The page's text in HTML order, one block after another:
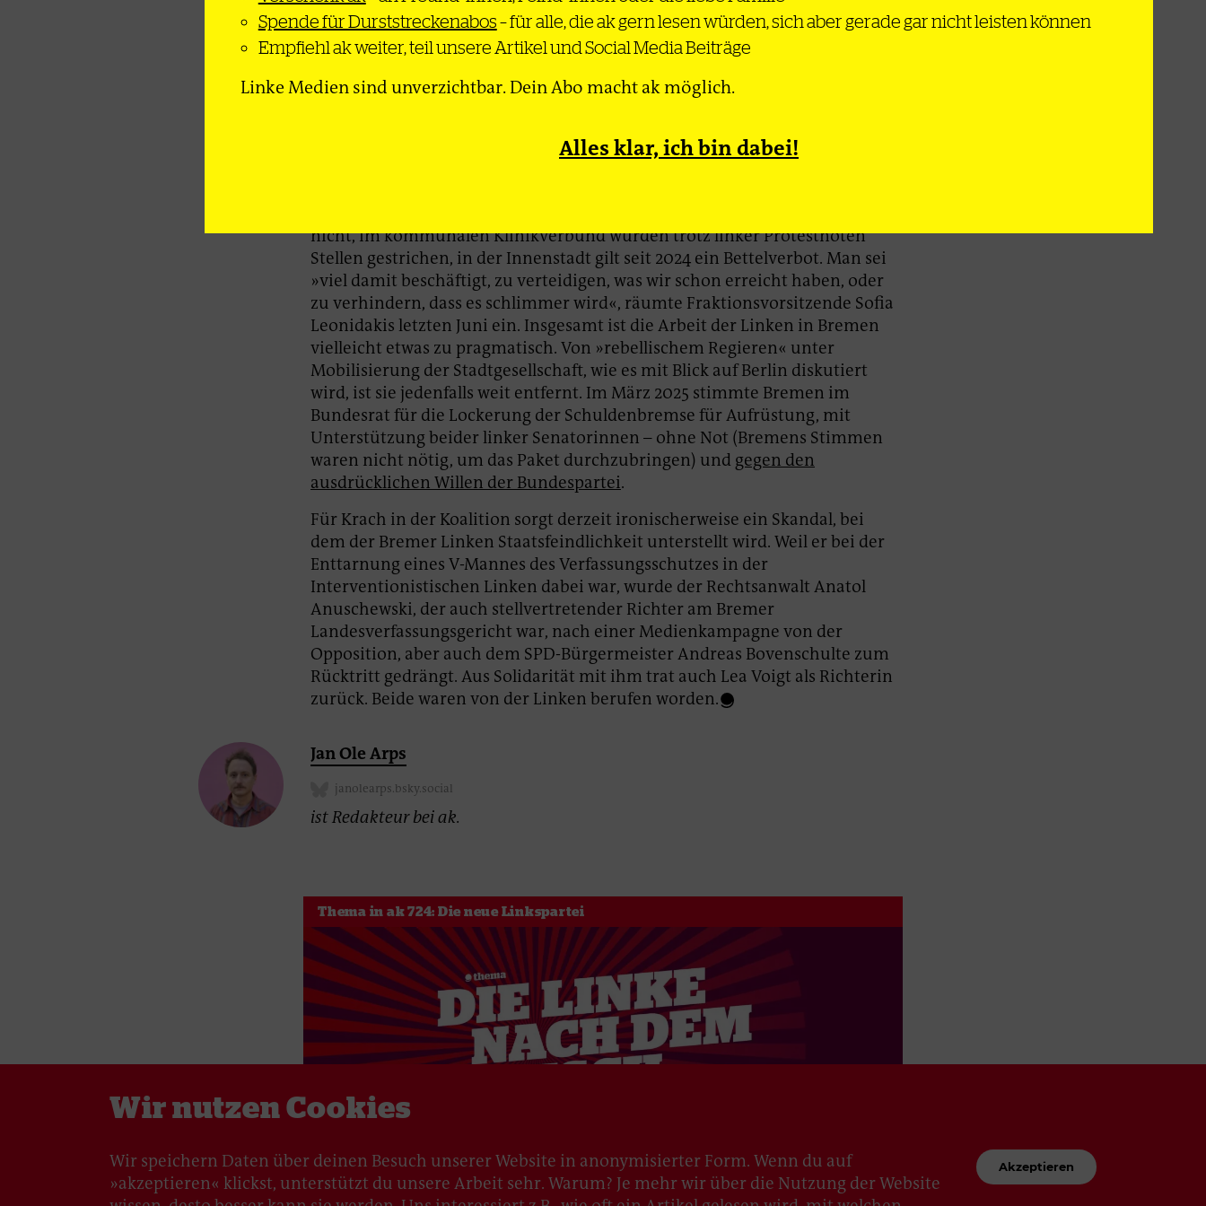
zweitstärkste Kraft wurde. Das wiederum hatte auch damit zu tun, dass die
AfD 2023 wegen interner Querelen nicht zur Bürgerschaftswahl antreten
konnte. Bei der Bundestagswahl 2025 erhielt sie mit 15,1 Prozent etwas mehr
als Die Linke mit 14,8 Prozent, auch hier überdurchschnittlich in
Dennoch: In einer Stadt mit langer sozialdemokratischer Tradition ist
nicht, im kommunalen Klinikverbund wurden trotz linker Protestnoten
Stellen gestrichen, in der Innenstadt gilt seit 2024 ein Bettelverbot. Man sei
»viel damit beschäftigt, zu verteidigen, was wir schon erreicht haben, oder
zu verhindern, dass es schlimmer wird«, räumte Fraktionsvorsitzende Sofia
Leonidakis letzten Juni ein. Insgesamt ist die Arbeit der Linken in Bremen
vielleicht etwas zu pragmatisch. Von »rebellischem Regieren« unter
Mobilisierung der Stadtgesellschaft, wie es mit Blick auf Berlin diskutiert
wird, ist sie jedenfalls weit entfernt. Im März 2025 stimmte Bremen im
Bundesrat für die Lockerung der Schuldenbremse für Aufrüstung, mit
Unterstützung beider linker Senatorinnen – ohne Not (Bremens Stimmen
waren nicht nötig, um das Paket durchzubringen) und gegen den
ausdrücklichen Willen der Bundespartei.
Für Krach in der Koalition sorgt derzeit ironischerweise ein Skandal, bei
dem der Bremer Linken Staatsfeindlichkeit unterstellt wird. Weil er bei der
Enttarnung eines V-Mannes des Verfassungsschutzes in der
Interventionistischen Linken dabei war, wurde der Rechtsanwalt Anatol
Anuschewski, der auch stellvertretender Richter am Bremer
Landesverfassungsgericht war, nach einer Medienkampagne von der
Opposition, aber auch dem SPD-Bürgermeister Andreas Bovenschulte zum
Rücktritt gedrängt. Aus Solidarität mit ihm trat auch Lea Voigt als Richterin
zurück. Beide waren von der Linken berufen worden.
Jan Ole Arps
janolearps.bsky.social
ist Redakteur bei ak.
Thema in ak 724: Die neue Linkspartei
Wir nutzen Cookies
Wir speichern Daten über deinen Besuch unserer Website in anonymisierter Form. Wenn du auf
»akzeptieren« klickst, unterstützt du unsere Arbeit sehr. Warum? Je mehr wir über die Nutzung der Website
Akzeptieren
Spende für Durststreckenabos– für alle, die ak gern lesen würden, sich aber gerade gar nicht leisten können
Empfiehl ak weiter, teil unsere Artikel und Social Media Beiträge
Linke Medien sind unverzichtbar. Dein Abo macht ak möglich.
Alles klar, ich bin dabei!